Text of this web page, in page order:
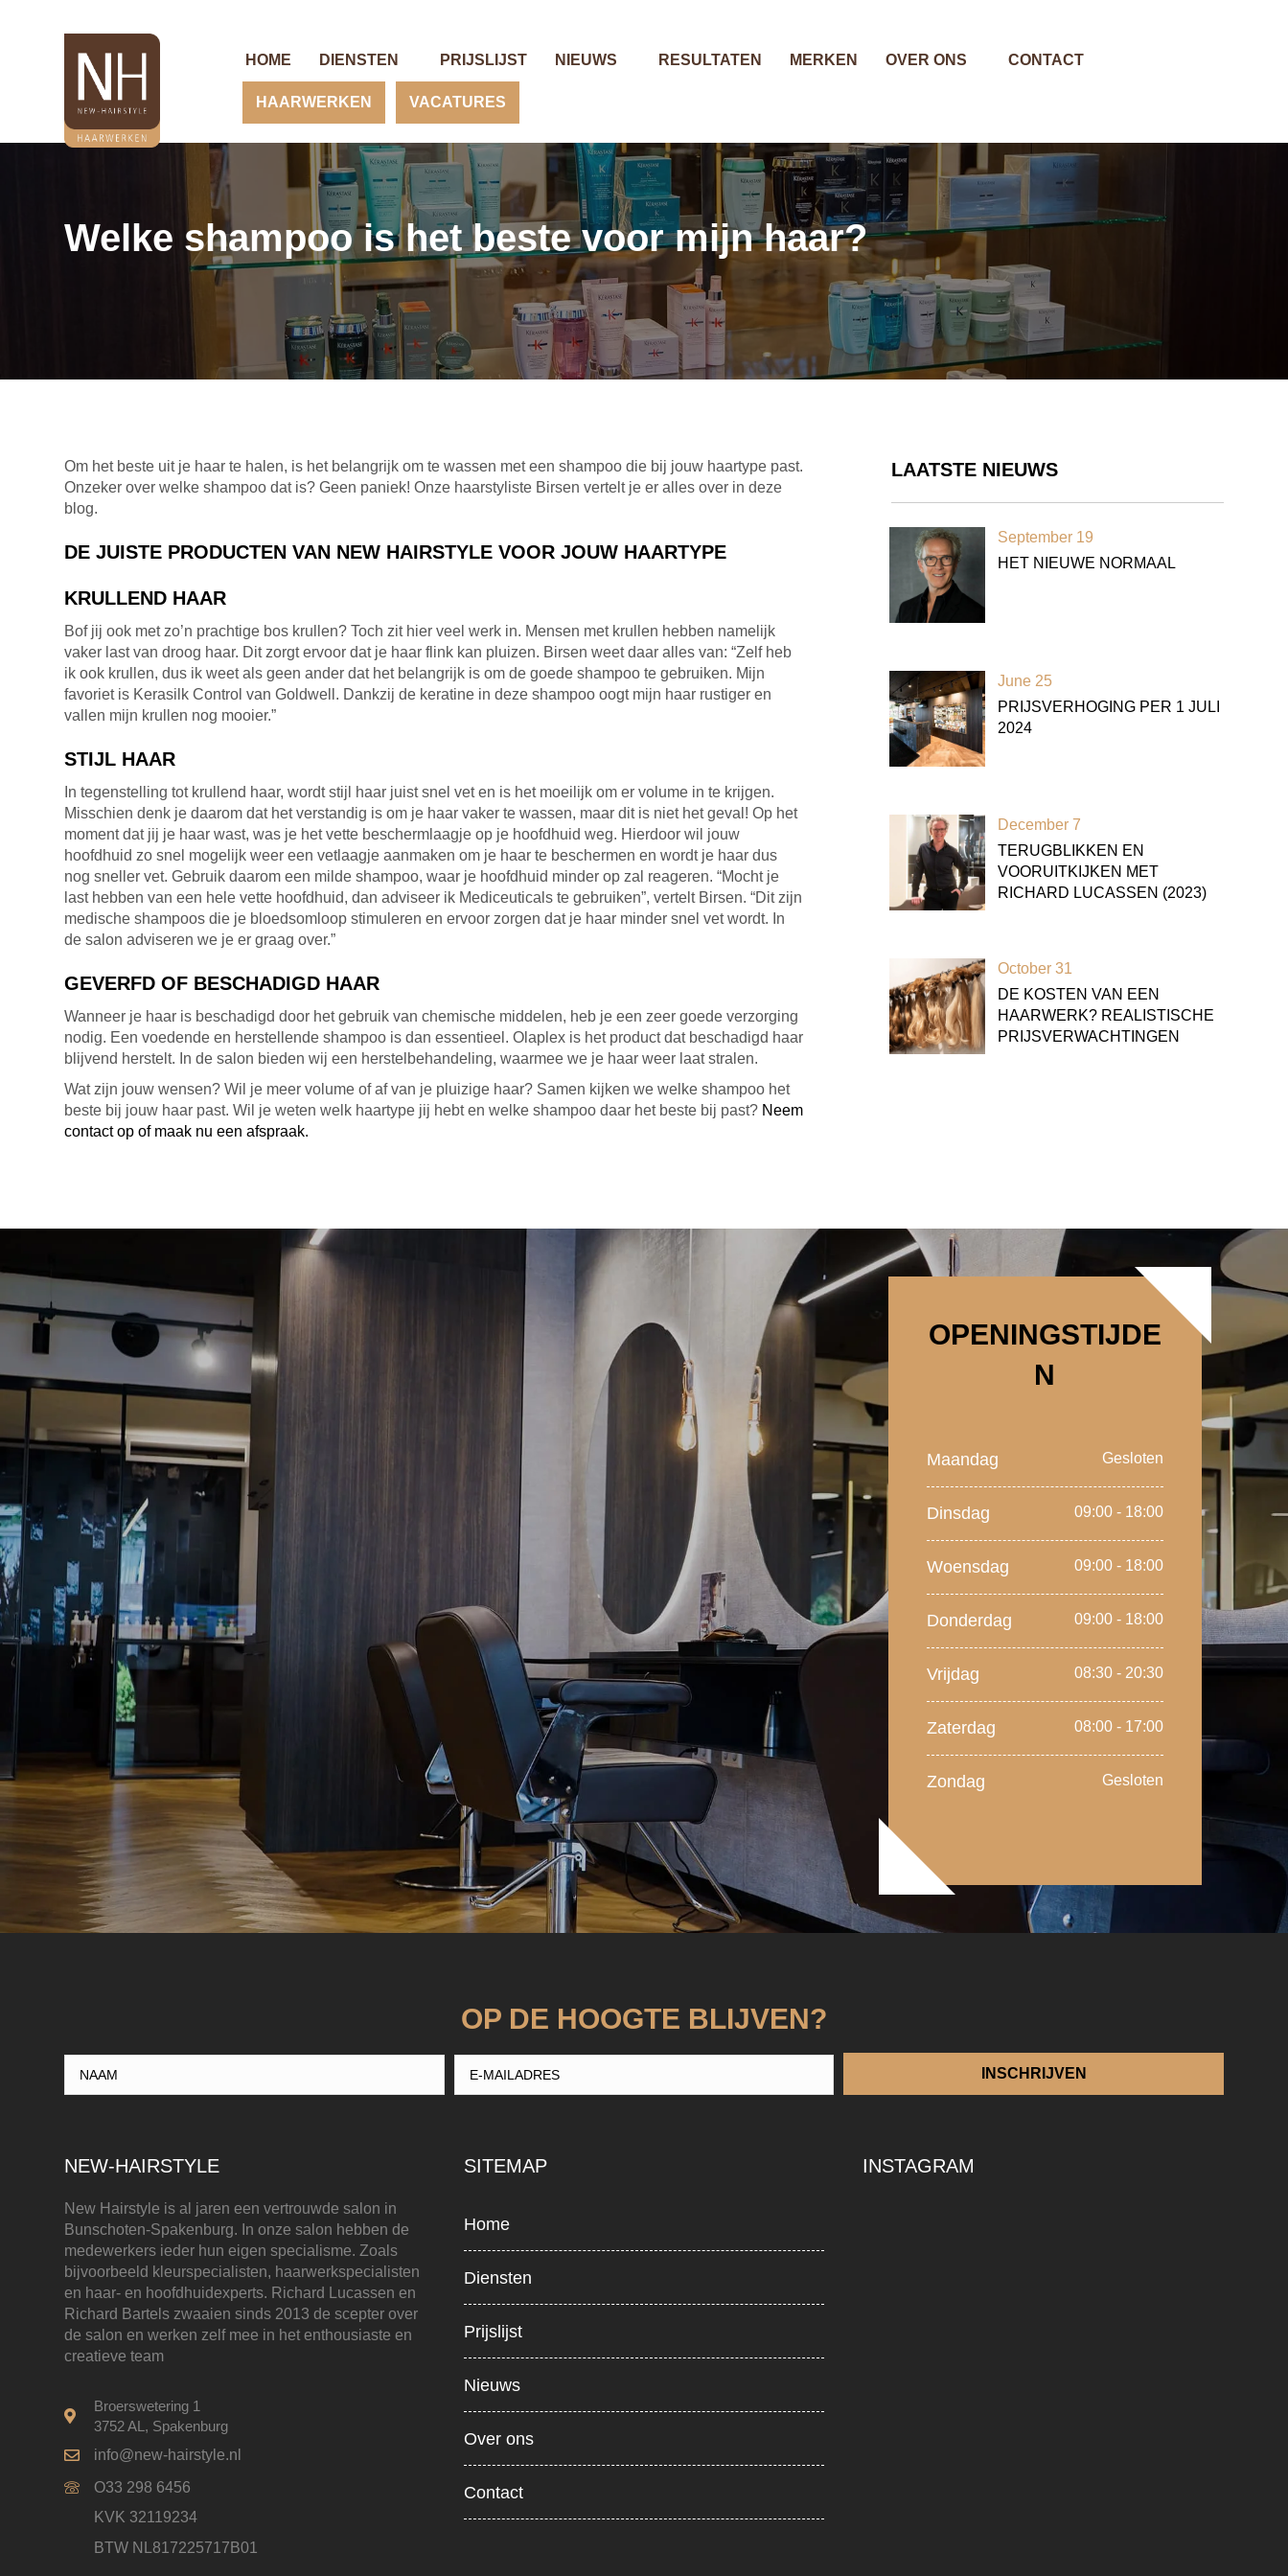
HOME DIENSTEN PRIJSLIJST NIEUWS RESULTATEN MERKEN OVER ONS CONTACT
HAARWERKEN VACATURES
Welke shampoo is het beste voor mijn haar?
Om het beste uit je haar te halen, is het belangrijk om te wassen met een shampoo die bij jouw haartype past.
Onzeker over welke shampoo dat is? Geen paniek! Onze haarstyliste Birsen vertelt je er alles over in deze
blog.
DE JUISTE PRODUCTEN VAN NEW HAIRSTYLE VOOR JOUW HAARTYPE
KRULLEND HAAR
Bof jij ook met zo’n prachtige bos krullen? Toch zit hier veel werk in. Mensen met krullen hebben namelijk
vaker last van droog haar. Dit zorgt ervoor dat je haar flink kan pluizen. Birsen weet daar alles van: “Zelf heb
ik ook krullen, dus ik weet als geen ander dat het belangrijk is om de goede shampoo te gebruiken. Mijn
favoriet is Kerasilk Control van Goldwell. Dankzij de keratine in deze shampoo oogt mijn haar rustiger en
vallen mijn krullen nog mooier.”
STIJL HAAR
In tegenstelling tot krullend haar, wordt stijl haar juist snel vet en is het moeilijk om er volume in te krijgen.
Misschien denk je daarom dat het verstandig is om je haar vaker te wassen, maar dit is niet het geval! Op het
moment dat jij je haar wast, was je het vette beschermlaagje op je hoofdhuid weg. Hierdoor wil jouw
hoofdhuid zo snel mogelijk weer een vetlaagje aanmaken om je haar te beschermen en wordt je haar dus
nog sneller vet. Gebruik daarom een milde shampoo, waar je hoofdhuid minder op zal reageren. “Mocht je
last hebben van een hele vette hoofdhuid, dan adviseer ik Mediceuticals te gebruiken”, vertelt Birsen. “Dit zijn
medische shampoos die je bloedsomloop stimuleren en ervoor zorgen dat je haar minder snel vet wordt. In
de salon adviseren we je er graag over.”
GEVERFD OF BESCHADIGD HAAR
Wanneer je haar is beschadigd door het gebruik van chemische middelen, heb je een zeer goede verzorging
nodig. Een voedende en herstellende shampoo is dan essentieel. Olaplex is het product dat beschadigd haar
blijvend herstelt. In de salon bieden wij een herstelbehandeling, waarmee we je haar weer laat stralen.
Wat zijn jouw wensen? Wil je meer volume of af van je pluizige haar? Samen kijken we welke shampoo het
beste bij jouw haar past. Wil je weten welk haartype jij hebt en welke shampoo daar het beste bij past? Neem
contact op of maak nu een afspraak.
LAATSTE NIEUWS
September 19
HET NIEUWE NORMAAL
June 25
PRIJSVERHOGING PER 1 JULI
2024
December 7
TERUGBLIKKEN EN
VOORUITKIJKEN MET
RICHARD LUCASSEN (2023)
October 31
DE KOSTEN VAN EEN
HAARWERK? REALISTISCHE
PRIJSVERWACHTINGEN
OPENINGSTIJDE
N
Maandag Gesloten
Dinsdag 09:00 - 18:00
Woensdag 09:00 - 18:00
Donderdag 09:00 - 18:00
Vrijdag 08:30 - 20:30
Zaterdag 08:00 - 17:00
Zondag Gesloten
OP DE HOOGTE BLIJVEN?
INSCHRIJVEN
NEW-HAIRSTYLE
New Hairstyle is al jaren een vertrouwde salon in
Bunschoten-Spakenburg. In onze salon hebben de
medewerkers ieder hun eigen specialisme. Zoals
bijvoorbeeld kleurspecialisten, haarwerkspecialisten
en haar- en hoofdhuidexperts. Richard Lucassen en
Richard Bartels zwaaien sinds 2013 de scepter over
de salon en werken zelf mee in het enthousiaste en
creatieve team
Broerswetering 1
3752 AL, Spakenburg
info@new-hairstyle.nl
O33 298 6456
KVK 32119234
BTW NL817225717B01
SITEMAP
Home
Diensten
Prijslijst
Nieuws
Over ons
Contact
INSTAGRAM